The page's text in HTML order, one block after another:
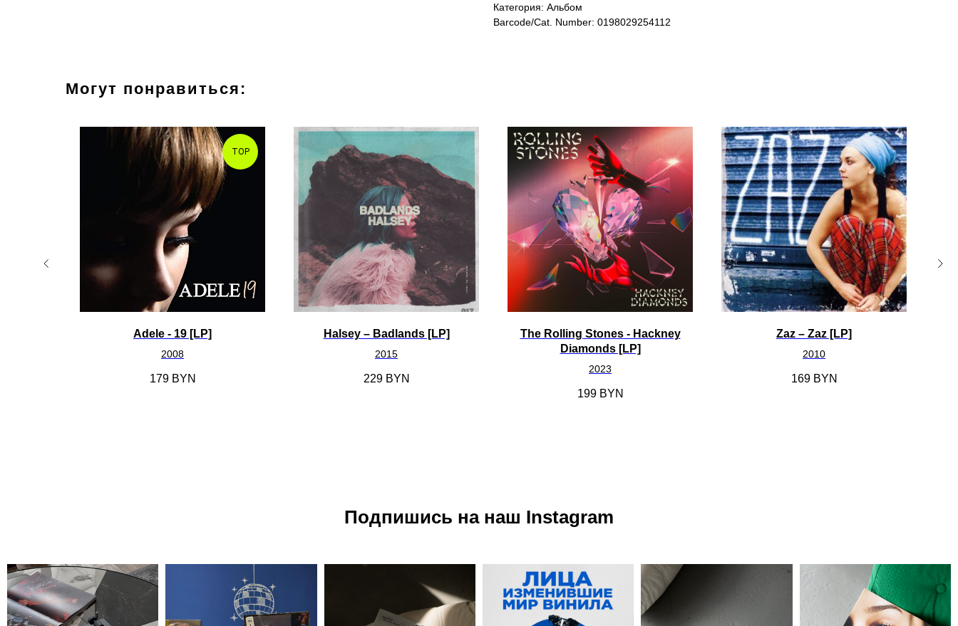
Категория: Альбом
Barcode/Cat. Number: 0198029254112
Могут понравиться:
TOP
Adele - 19 [LP]
2008
179 BYN
Halsey ‎– Badlands [LP]
2015
229 BYN
The Rolling Stones - Hackney
Diamonds [LP]
2023
199 BYN
Zaz ‎– Zaz [LP]
2010
169 BYN
Подпишись на наш Instagram